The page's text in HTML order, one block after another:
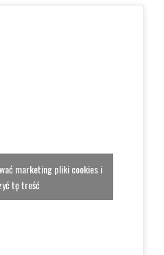
marketing pliki cookies i
tę treść